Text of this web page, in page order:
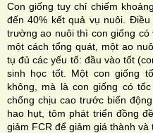
Con giống tuy chỉ chiếm
đến 40% kết quả vụ nuôi.
trường ao nuôi thì con giống
một cách tổng quát, một ao
tụ đủ các yếu tố: đầu vào tốt
sinh học tốt. Một con giống
không, mà là con giống có
chống chịu cao trước biến
hao hụt, tôm phát triển đồng
giảm FCR để giảm giá thành